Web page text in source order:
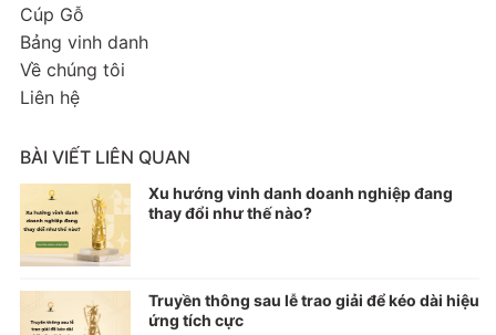
Cúp Gỗ
Bảng vinh danh
Về chúng tôi
Liên hệ
BÀI VIẾT LIÊN QUAN
Xu hướng vinh danh doanh nghiệp đang
thay đổi như thế nào?
Truyền thông sau lễ trao giải để kéo dài hiệu
ứng tích cực